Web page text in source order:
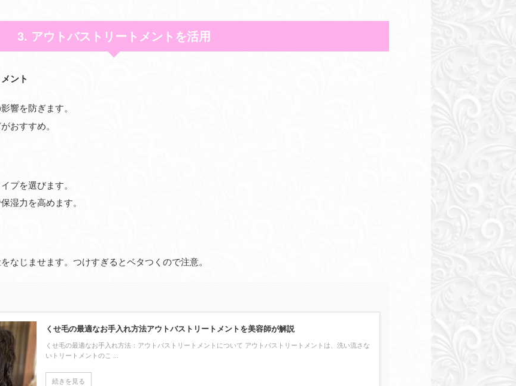
3. アウトバストリートメントを活用
ント
響を防ぎます。
おすすめ。
プを選びます。
湿力を高めます。
なじませます。つけすぎるとベタつくので注意。
くせ毛の最適なお手入れ方法アウトバストリートメントを美容師が解説
くせ毛の最適なお手入れ方法：アウトバストリートメントについて アウトバストリートメントは、洗い流さな
いトリートメントのこ ...
続きを見る